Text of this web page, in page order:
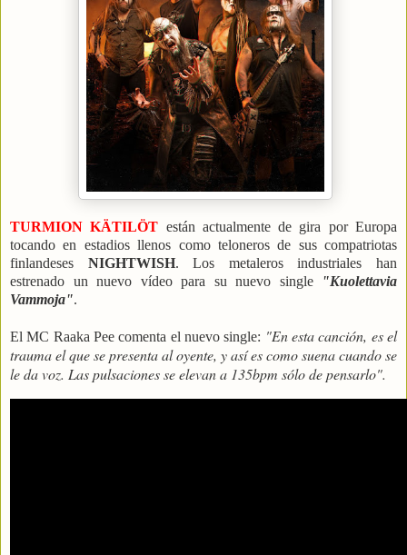
TURMION KÄTILÖT están actualmente de gira por Europa
tocando en estadios llenos como teloneros de sus compatriotas
finlandeses NIGHTWISH. Los metaleros industriales han
estrenado un nuevo vídeo para su nuevo single
"Kuolettavia
Vammoja".
El MC Raaka Pee comenta el nuevo single: "En esta canción, es el
trauma el que se presenta al oyente, y así es como suena cuando se
le da voz. Las pulsaciones se elevan a 135bpm sólo de pensarlo".